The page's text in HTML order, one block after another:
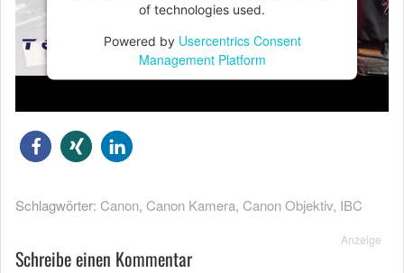
of technologies used.
Powered by Usercentrics Consent
Management Platform
Schlagwörter: Canon, Canon Kamera, Canon Objektiv, IBC
Anzeige
Schreibe einen Kommentar